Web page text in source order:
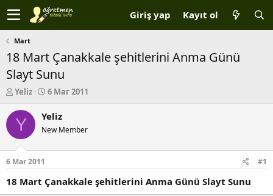
Giriş yap Kayıt ol
Mart
18 Mart Çanakkale şehitlerini Anma Günü
Slayt Sunu
K
n
b
u
u
b
a
Yeliz
B
ş
a
ç
t
6 Mar 2011
Y Yeliz
New Member
6 Mar 2011 #1
18 Mart Çanakkale şehitlerini Anma Günü Slayt Sunu